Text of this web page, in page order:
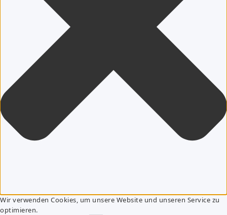
Wir verwenden Cookies, um unsere Website und unseren Service zu
optimieren.